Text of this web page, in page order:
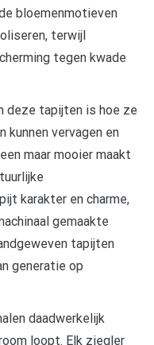
bloemenmotieven
terwijl
tegen kwade
deze tapijten is hoe ze
kunnen vervagen en
maar mooier maakt
karakter en charme,
gemaakte
tapijten
generatie op
daadwerkelijk
loopt. Elk ziegler